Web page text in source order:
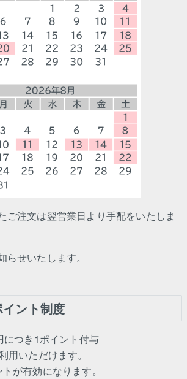
ご注文は翌営業日より手配をいたしま
せいたします。
ント制度
つき1ポイント付与
用いただけます。
が有効になります。